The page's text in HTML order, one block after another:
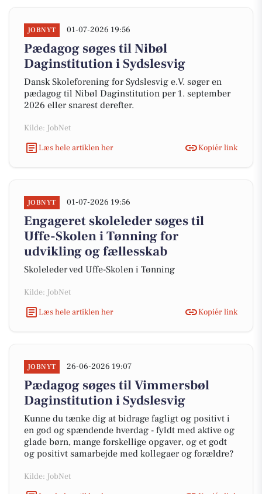
JOBNYT 01-07-2026 19:56
Pædagog søges til Nibøl
Daginstitution i Sydslesvig
Dansk Skoleforening for Sydslesvig e.V. søger en
pædagog til Nibøl Daginstitution per 1. september
2026 eller snarest derefter.
Kilde: JobNet
Læs hele artiklen her
Kopiér link
JOBNYT 01-07-2026 19:56
Engageret skoleleder søges til
Uffe-Skolen i Tønning for
udvikling og fællesskab
Skoleleder ved Uffe-Skolen i Tønning
Kilde: JobNet
Læs hele artiklen her
Kopiér link
JOBNYT 26-06-2026 19:07
Pædagog søges til Vimmersbøl
Daginstitution i Sydslesvig
Kunne du tænke dig at bidrage fagligt og positivt i
en god og spændende hverdag - fyldt med aktive og
glade børn, mange forskellige opgaver, og et godt
og positivt samarbejde med kollegaer og forældre?
Kilde: JobNet